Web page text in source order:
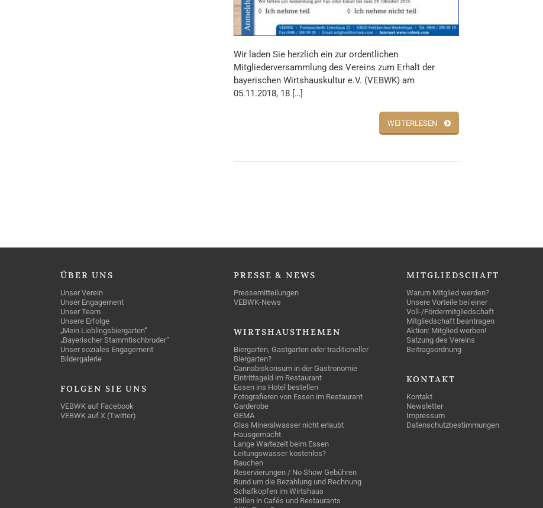
Wir laden Sie herzlich ein zur ordentlichen
Mitgliederversammlung des Vereins zum Erhalt der
bayerischen Wirtshauskultur e.V. (VEBWK) am
05.11.2018, 18 […]
WEITERLESEN
ÜBER UNS
Unser Verein
Unser Engagement
Unser Team
Unsere Erfolge
„Mein Lieblingsbiergarten“
„Bayerischer Stammtischbruder“
Unser soziales Engagement
Bildergalerie
FOLGEN SIE UNS
VEBWK auf Facebook
VEBWK auf X (Twitter)
PRESSE & NEWS
Pressemitteilungen
VEBWK-News
WIRTSHAUSTHEMEN
Biergarten, Gastgarten oder traditioneller
Biergarten?
Cannabiskonsum in der Gastronomie
Eintrittsgeld im Restaurant
Essen ins Hotel bestellen
Fotografieren von Essen im Restaurant
Garderobe
GEMA
Glas Mineralwasser nicht erlaubt
Hausgemacht
Lange Wartezeit beim Essen
Leitungswasser kostenlos?
Rauchen
Reservierungen / No Show Gebühren
Rund um die Bezahlung und Rechnung
Schafkopfen im Wirtshaus
Stillen in Cafés und Restaurants
MITGLIEDSCHAFT
Warum Mitglied werden?
Unsere Vorteile bei einer
Voll-/Fördermitgliedschaft
Mitgliedschaft beantragen
Aktion: Mitglied werben!
Satzung des Vereins
Beitragsordnung
KONTAKT
Kontakt
Newsletter
Impressum
Datenschutzbestimmungen